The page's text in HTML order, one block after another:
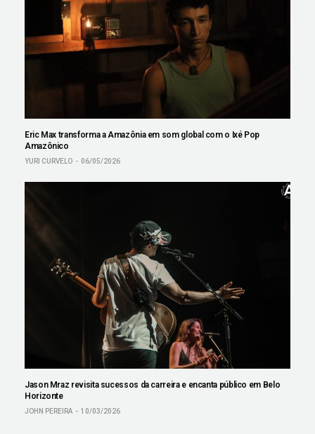
Eric Max transforma a Amazônia em som global com o Ixé Pop
Amazônico
YURI CURVELO 06/05/2026
Jason Mraz revisita sucessos da carreira e encanta público em Belo
Horizonte
JOHN PEREIRA 10/03/2026